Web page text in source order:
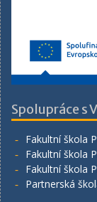
Spolupráce s
Fakultní škola
Fakultní škola
Fakultní škola
Partnerská